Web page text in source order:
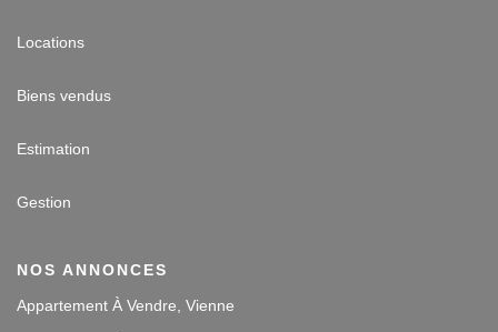
Locations
Biens vendus
Estimation
Gestion
NOS ANNONCES
Appartement À Vendre, Vienne